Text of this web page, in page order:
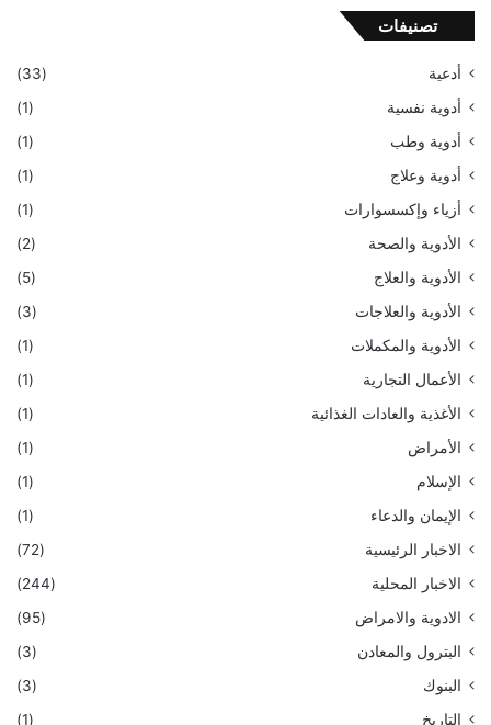
تصنيفات
أدعية
(33)
أدوية نفسية
(1)
أدوية وطب
(1)
أدوية وعلاج
(1)
أزياء وإكسسوارات
(1)
الأدوية والصحة
(2)
الأدوية والعلاج
(5)
الأدوية والعلاجات
(3)
الأدوية والمكملات
(1)
الأعمال التجارية
(1)
الأغذية والعادات الغذائية
(1)
الأمراض
(1)
الإسلام
(1)
الإيمان والدعاء
(1)
الاخبار الرئيسية
(72)
الاخبار المحلية
(244)
الادوية والامراض
(95)
البترول والمعادن
(3)
البنوك
(3)
التاريخ
(1)